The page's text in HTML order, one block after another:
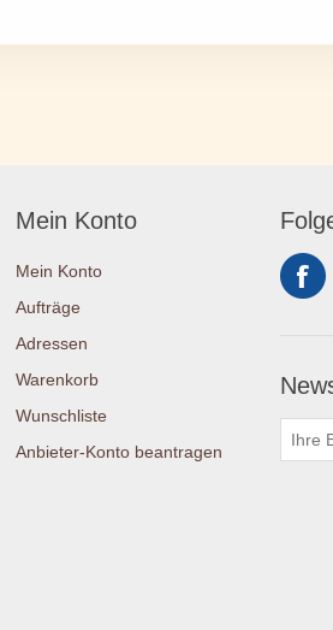
Mein Konto
Mein Konto
Aufträge
Adressen
Warenkorb
Wunschliste
Anbieter-Konto beantragen